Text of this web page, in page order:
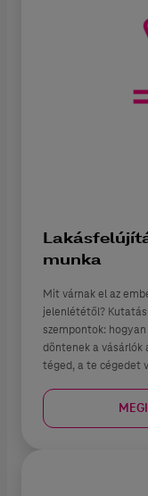
munka
Mit várnak el az
jelenlététől?
szempontok:
döntenek a vásárlók
téged, a te cégedet